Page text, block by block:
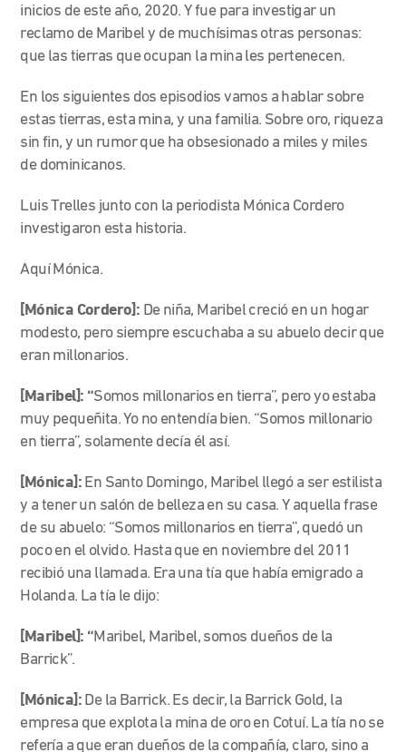
inicios de este año, 2020. Y fue para investigar un
reclamo de Maribel y de muchísimas otras personas:
que las tierras que ocupan la mina les pertenecen.
En los siguientes dos episodios vamos a hablar sobre
estas tierras, esta mina, y una familia. Sobre oro, riqueza
sin fin, y un rumor que ha obsesionado a miles y miles
de dominicanos.
Luis Trelles junto con la periodista Mónica Cordero
investigaron esta historia.
Aquí Mónica.
[Mónica Cordero]: De niña, Maribel creció en un hogar
modesto, pero siempre escuchaba a su abuelo decir que
eran millonarios.
[Maribel]: “Somos millonarios en tierra”, pero yo estaba
muy pequeñita. Yo no entendía bien. “Somos millonario
en tierra”, solamente decía él así.
[Mónica]: En Santo Domingo, Maribel llegó a ser estilista
y a tener un salón de belleza en su casa. Y aquella frase
de su abuelo: “Somos millonarios en tierra”, quedó un
poco en el olvido. Hasta que en noviembre del 2011
recibió una llamada. Era una tía que había emigrado a
Holanda. La tía le dijo:
[Maribel]: “Maribel, Maribel, somos dueños de la
Barrick”.
[Mónica]: De la Barrick. Es decir, la Barrick Gold, la
empresa que explota la mina de oro en Cotuí. La tía no se
refería a que eran dueños de la compañía, claro, sino a